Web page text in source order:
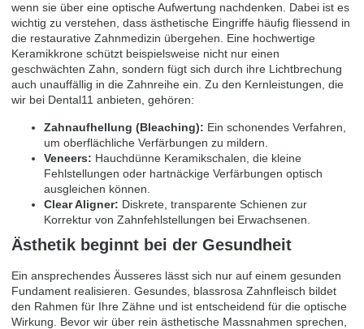
wenn sie über eine optische Aufwertung nachdenken. Dabei ist es
wichtig zu verstehen, dass ästhetische Eingriffe häufig fliessend in
die restaurative Zahnmedizin übergehen. Eine hochwertige
Keramikkrone schützt beispielsweise nicht nur einen
geschwächten Zahn, sondern fügt sich durch ihre Lichtbrechung
auch unauffällig in die Zahnreihe ein. Zu den Kernleistungen, die
wir bei Dental11 anbieten, gehören:
Zahnaufhellung (Bleaching): Ein schonendes Verfahren,
um oberflächliche Verfärbungen zu mildern.
Veneers: Hauchdünne Keramikschalen, die kleine
Fehlstellungen oder hartnäckige Verfärbungen optisch
ausgleichen können.
Clear Aligner: Diskrete, transparente Schienen zur
Korrektur von Zahnfehlstellungen bei Erwachsenen.
Ästhetik beginnt bei der Gesundheit
Ein ansprechendes Äusseres lässt sich nur auf einem gesunden
Fundament realisieren. Gesundes, blassrosa Zahnfleisch bildet
den Rahmen für Ihre Zähne und ist entscheidend für die optische
Wirkung. Bevor wir über rein ästhetische Massnahmen sprechen,